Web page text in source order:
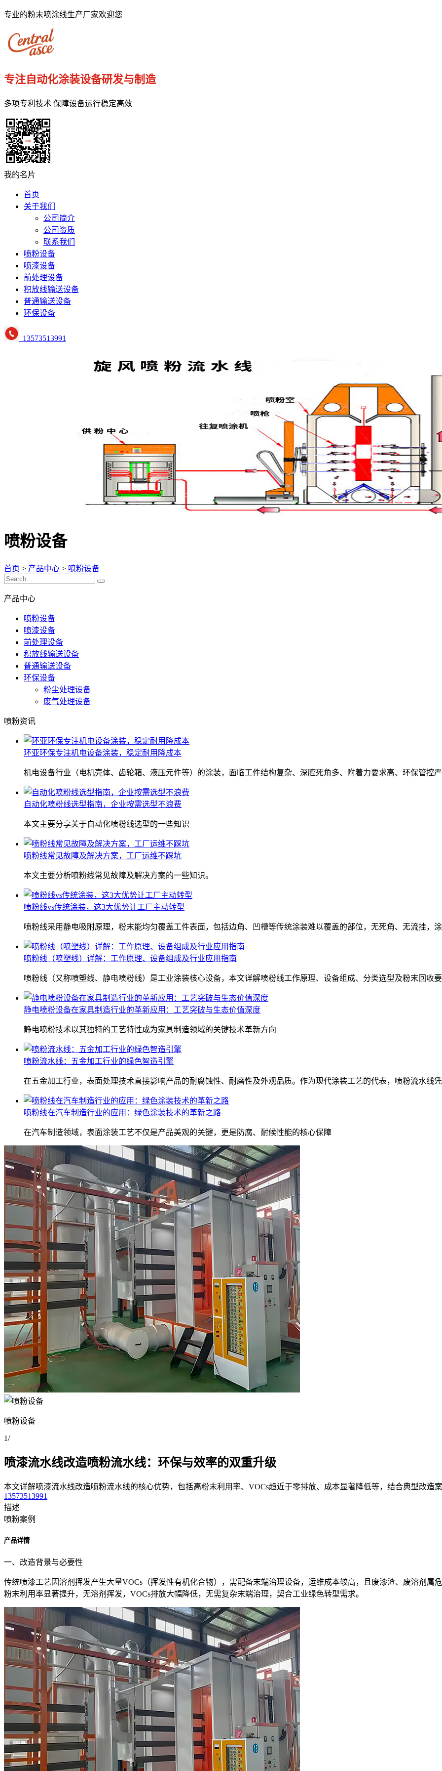
专业的粉末喷涂线生产厂家欢迎您
专注自动化涂装设备研发与制造
多项专利技术 保障设备运行稳定高效
我的名片
首页
关于我们
公司简介
公司资质
联系我们
喷粉设备
喷漆设备
前处理设备
积放线输送设备
普通输送设备
环保设备
13573513991
喷粉设备
首页 > 产品中心 > 喷粉设备
产品中心
喷粉设备
喷漆设备
前处理设备
积放线输送设备
普通输送设备
环保设备
粉尘处理设备
废气处理设备
喷粉资讯
环亚环保专注机电设备涂装，稳定耐用降成本
机电设备行业（电机壳体、齿轮箱、液压元件等）的涂装，面临工件结构复杂、深腔死角多、附着力要求高、环保管控
自动化喷粉线选型指南，企业按需选型不浪费
本文主要分享关于自动化喷粉线选型的一些知识
喷粉线常见故障及解决方案，工厂运维不踩坑
本文主要分析喷粉线常见故障及解决方案的一些知识。
喷粉线vs传统涂装，这3大优势让工厂主动转型
喷粉线采用静电吸附原理，粉末能均匀覆盖工件表面，包括边角、凹槽等传统涂装难以覆盖的部位，无死角、无流挂，涂
喷粉线（喷塑线）详解：工作原理、设备组成及行业应用指南
喷粉线（又称喷塑线、静电喷粉线）是工业涂装核心设备，本文详解喷粉线工作原理、设备组成、分类选型及粉末回收
静电喷粉设备在家具制造行业的革新应用：工艺突破与生态价值深度
静电喷粉技术以其独特的工艺特性成为家具制造领域的关键技术革新方向
喷粉流水线：五金加工行业的绿色智造引擎
在五金加工行业，表面处理技术直接影响产品的耐腐蚀性、耐磨性及外观品质。作为现代涂装工艺的代表，喷粉流水线
喷粉线在汽车制造行业的应用：绿色涂装技术的革新之路
在汽车制造领域，表面涂装工艺不仅是产品美观的关键，更是防腐、耐候性能的核心保障
喷粉设备
1/
喷漆流水线改造喷粉流水线：环保与效率的双重升级
本文详解喷漆流水线改造喷粉流水线的核心优势，包括高粉末利用率、VOCs趋近于零排放、成本显著降低等，结合典型改造
13573513991
描述
喷粉案例
产品详情
一、改造背景与必要性
传统喷漆工艺因溶剂挥发产生大量VOCs（挥发性有机化合物），需配备末端治理设备，运维成本较高，且废漆渣、废溶剂属
粉末利用率显著提升，无溶剂挥发，VOCs排放大幅降低，无需复杂末端治理，契合工业绿色转型需求。